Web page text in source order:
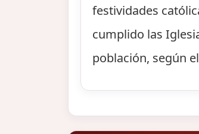
festividades
cumplido las
población, según